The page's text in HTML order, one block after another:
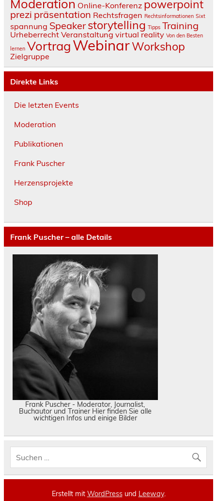
Moderation Online-Konferenz powerpoint
prezi präsentation Rechtsfragen Rechtsinformationen Sixt
spannung Speaker storytelling Tipps Training
Urheberrecht Veranstaltung virtual reality Von den Besten
lernen VortragWebinarWorkshop
Zielgruppe
Direkte Links
Die letzten Events
Moderation
Publikationen
Frank Puscher
Herzensprojekte
Shop
Frank Puscher – alle Details
Frank Puscher - Moderator, Journalist,
Buchautor und Trainer Hier finden Sie alle
wichtigen Infos und einige Bilder
Erstellt mit WordPressund Leeway.